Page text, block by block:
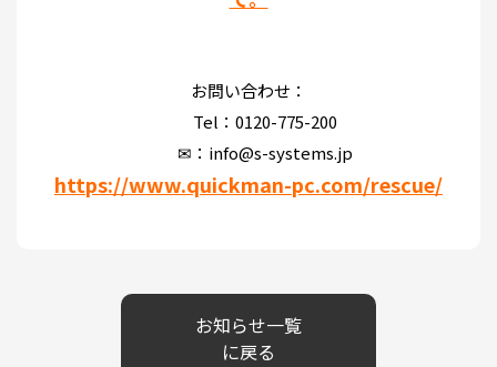
お問い合わせ：
Tel：0120-775-200
✉：info@s-systems.jp
https://www.quickman-pc.com/rescue/
お知らせ一覧
に戻る